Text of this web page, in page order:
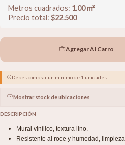
Metros cuadrados: 1.00m²
Precio total: $22.500
Agregar Al Carro
Debes comprar un mínimo de 1 unidades
Mostrar stock de ubicaciones
DESCRIPCIÓN
Mural vinílico, textura lino.
Resistente al roce y humedad,